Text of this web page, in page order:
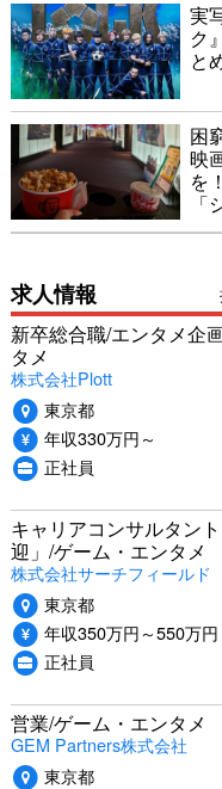
実
ク
と
困
映
を
「
求人情報
新卒総合職/エンタメ企
タメ
株式会社Plott
東京都
年収330万円～
正社員
キャリアコンサルタン
迎」/ゲーム・エンタメ
株式会社サーチフィールド
東京都
年収350万円～550万円
正社員
営業/ゲーム・エンタメ
GEM Partners株式会社
東京都